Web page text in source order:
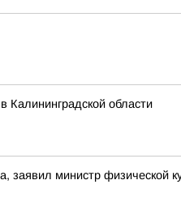
Калининградской области
министр физической